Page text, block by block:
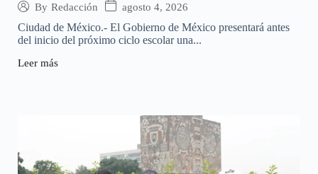
By Redacción agosto 4, 2026
Ciudad de México.- El Gobierno de México presentará antes
del inicio del próximo ciclo escolar una...
Leer más